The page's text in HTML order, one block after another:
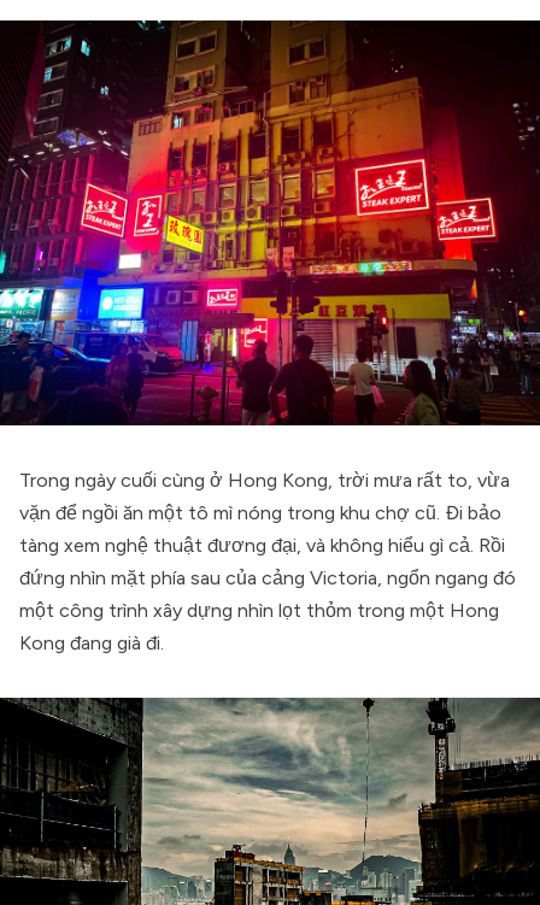
Trong ngày cuối cùng ở Hong Kong, trời mưa rất to, vừa
vặn để ngồi ăn một tô mì nóng trong khu chợ cũ. Đi bảo
tàng xem nghệ thuật đương đại, và không hiểu gì cả. Rồi
đứng nhìn mặt phía sau của cảng Victoria, ngổn ngang đó
một công trình xây dựng nhìn lọt thỏm trong một Hong
Kong đang già đi.